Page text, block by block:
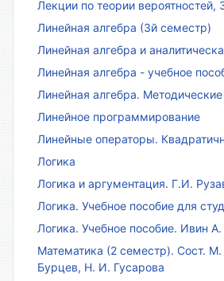
Лекции по теории вероятностей,
Линейная алгебра (3й семестр)
Линейная алгебра и
Линейная алгебра - учебное
Линейная алгебра. Методические
Линейное программирование
Линейные операторы.
Логика
Логика и аргументация. Г.И.
Логика. Учебное пособие для
Логика. Учебное пособие. Ивин А.
Математика (2 семестр). Сост.
Бурцев, Н. И. Гусарова